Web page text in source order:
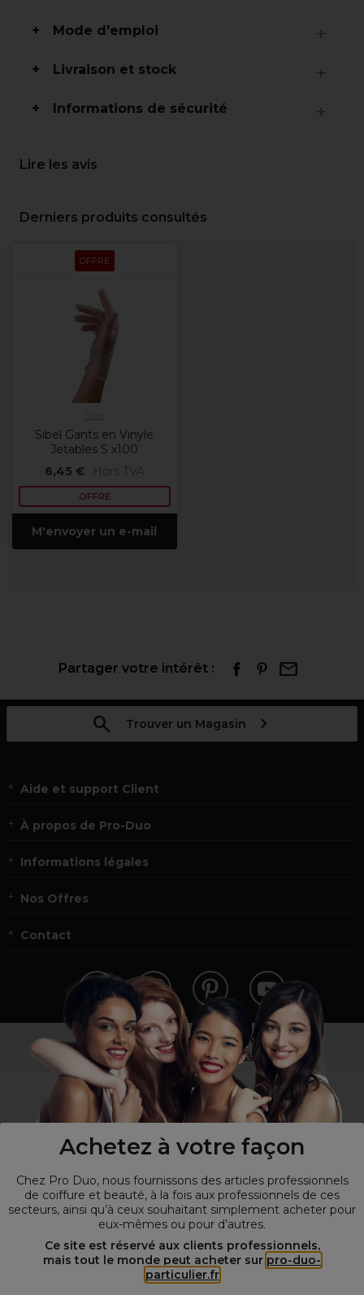
Achetez à votre façon
Chez Pro Duo, nous fournissons des articles professionnels
de coiffure et beauté, à la fois aux professionnels de ces
secteurs, ainsi qu’à ceux souhaitant simplement acheter pour
eux-mêmes ou pour d’autres.
Ce site est réservé aux clients professionnels,
mais tout le monde peut acheter sur pro-duo-
particulier.fr
Mode d'emploi
Livraison et stock
Informations de sécurité
Lire les avis
Derniers produits consultés
OFFRE
Sibel Gants en Vinyle
Jetables S x100
6,45 €
Hors TVA
OFFRE
M'envoyer un e-mail
Partager votre intérêt :
Trouver un Magasin
Aide et support Client
À propos de Pro-Duo
Informations légales
Nos Offres
Contact
Vous n’êtes pas un professionnel ?
Visitez notre site pour les particuliers!
Spécialiste de la coiffure et de la beauté, nous vous proposons une
large sélection de produits professionnels pour la coiffure et